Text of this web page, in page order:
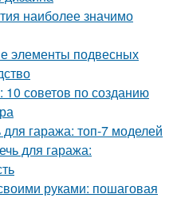
наиболее значимо
элементы подвесных
советов по созданию
гаража: топ-7 моделей
для гаража:
руками: пошаговая